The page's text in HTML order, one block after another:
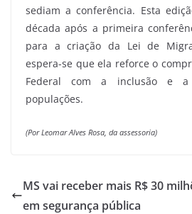
sediam a conferência. Esta
década após a primeira
para a criação da Lei de
espera-se que ela reforce o
Federal com a inclusão e a
populações.
(Por Leomar Alves Rosa, da assessoria)
MS vai receber mais R$ 30
em segurança pública